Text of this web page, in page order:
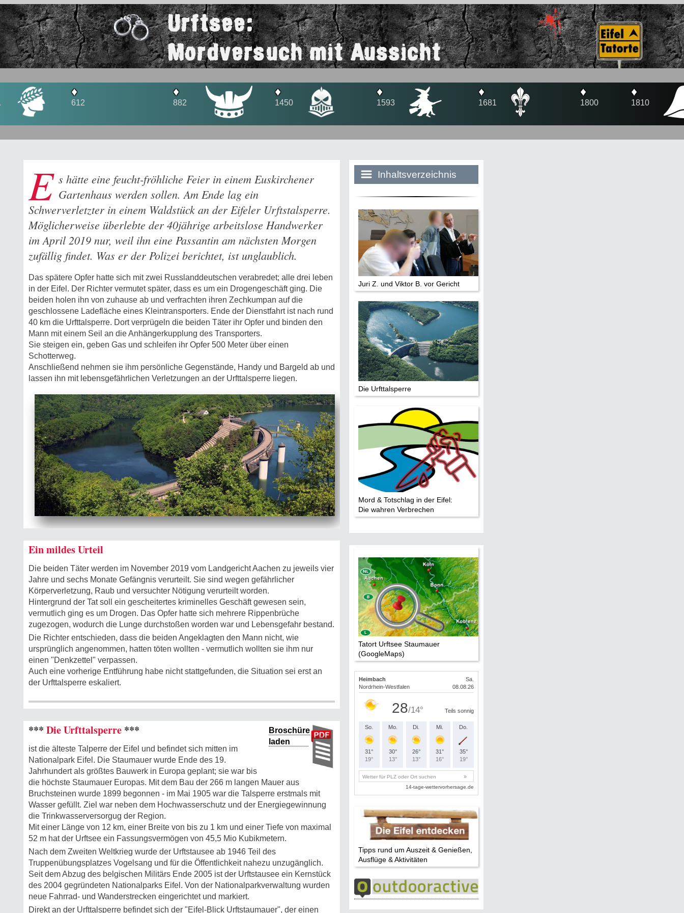
Urftsee:
Mordversuch mit Aussicht
♦
612
♦
1450 1681 1810
E s hätte eine feucht-fröhliche Feier in einem Euskirchener
Gartenhaus werden sollen. Am Ende lag ein
Schwerverletzter in einem Waldstück an der Eifeler Urftstalsperre.
Möglicherweise überlebte der 40jährige arbeitslose Handwerker
im April 2019 nur, weil ihn eine Passantin am nächsten Morgen
zufällig findet. Was er der Polizei berichtet, ist unglaublich.
Das spätere Opfer hatte sich mit zwei Russlanddeutschen verabredet; alle drei leben
in der Eifel. Der Richter vermutet später, dass es um ein Drogengeschäft ging. Die
beiden holen ihn von zuhause ab und verfrachten ihren Zechkumpan auf die
geschlossene Ladefläche eines Kleintransporters. Ende der Dienstfahrt ist nach rund
40 km die Urfttalsperre. Dort verprügeln die beiden Täter ihr Opfer und binden den
Mann mit einem Seil an die Anhängerkupplung des Transporters.
Sie steigen ein, geben Gas und schleifen ihr Opfer 500 Meter über einen
Schotterweg.
Anschließend nehmen sie ihm persönliche Gegenstände, Handy und Bargeld ab und
lassen ihn mit lebensgefährlichen Verletzungen an der Urfttalsperre liegen.
Ein mildes Urteil
Die beiden Täter werden im November 2019 vom Landgericht Aachen zu jeweils vier
Jahre und sechs Monate Gefängnis verurteilt. Sie sind wegen gefährlicher
Körperverletzung, Raub und versuchter Nötigung verurteilt worden.
Hintergrund der Tat soll ein gescheitertes kriminelles Geschäft gewesen sein,
vermutlich ging es um Drogen. Das Opfer hatte sich mehrere Rippenbrüche
zugezogen, wodurch die Lunge durchstoßen worden war und Lebensgefahr bestand.
Die Richter entschieden, dass die beiden Angeklagten den Mann nicht, wie
ursprünglich angenommen, hatten töten wollten - vermutlich wollten sie ihm nur
einen "Denkzettel" verpassen.
Auch eine vorherige Entführung habe nicht stattgefunden, die Situation sei erst an
der Urfttalsperre eskaliert.
Broschüre
laden
*** Die Urfttalsperre ***
ist die älteste Talperre der Eifel und befindet sich mitten im
Nationalpark Eifel. Die Staumauer wurde Ende des 19.
Jahrhundert als größtes Bauwerk in Europa geplant; sie war bis
die höchste Staumauer Europas. Mit dem Bau der 266 m langen Mauer aus
Bruchsteinen wurde 1899 begonnen - im Mai 1905 war die Talsperre erstmals mit
Wasser gefüllt. Ziel war neben dem Hochwasserschutz und der Energiegewinnung
die Trinkwasserversorgug der Region.
Mit einer Länge von 12 km, einer Breite von bis zu 1 km und einer Tiefe von maximal
52 m hat der Urftsee ein Fassungsvermögen von 45,5 Mio Kubikmetern.
Nach dem Zweiten Weltkrieg wurde der Urftstausee ab 1946 Teil des
Truppenübungsplatzes Vogelsang und für die Öffentlichkeit nahezu unzugänglich.
Seit dem Abzug des belgischen Militärs Ende 2005 ist der Urftstausee ein Kernstück
des 2004 gegründeten Nationalparks Eifel. Von der Nationalparkverwaltung wurden
neue Fahrrad- und Wanderstrecken eingerichtet und markiert.
Direkt an der Urfttalsperre befindet sich der "Eifel-Blick Urftstaumauer", der einen
Inhaltsverzeichnis
Historie:
Die dunkle Seite
Mythen, Märchen &
Legenden (2025)
Sightseeing:
Die Eifel entdecken
Eifelevents
Eifelkarte:
Drehorte & Tatorte
Eifelkrimi: Keine
Gutenachtgeschichte
Die Autoren
TV & Kino
Die Stars:
Wer hat wo gedreht?
Mediathek
Impressum
Datenschutz
Juri Z. und Viktor B. vor Gericht
Die Urfttalsperre
Mord & Totschlag in der Eifel:
Die wahren Verbrechen
Tatort Urftsee Staumauer
(GoogleMaps)
Tipps rund um Auszeit & Genießen,
Ausflüge & Aktivitäten